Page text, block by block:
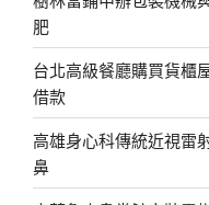
肥
台北高級餐廳購買貨櫃
借款
高雄身心科傳統近視雷
鼻